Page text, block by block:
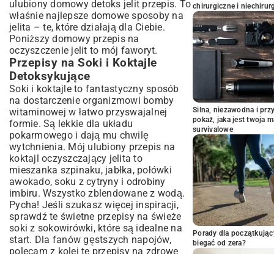
ulubiony domowy detoks jelit przepis. To
właśnie najlepsze domowe sposoby na
jelita – te, które działają dla Ciebie.
Poniższy domowy przepis na
oczyszczenie jelit to mój faworyt.
Przepisy na Soki i Koktajle
Detoksykujące
Soki i koktajle to fantastyczny sposób
na dostarczenie organizmowi bomby
witaminowej w łatwo przyswajalnej
formie. Są lekkie dla układu
pokarmowego i dają mu chwilę
wytchnienia. Mój ulubiony przepis na
koktajl oczyszczający jelita to
mieszanka szpinaku, jabłka, połówki
awokado, soku z cytryny i odrobiny
imbiru. Wszystko zblendowane z wodą.
Pycha! Jeśli szukasz więcej inspiracji,
sprawdź te świetne przepisy na świeże
soki z sokowirówki, które są idealne na
start. Dla fanów gęstszych napojów,
polecam z kolei te przepisy na zdrowe
chirurgiczne i
Silna, niezawodna i
pokaż, jaka jest twoja
survivalowe
Porady dla
biegać od zera?